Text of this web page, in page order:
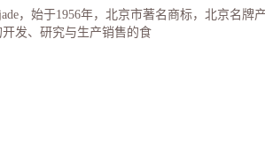
，始于1956年，北京市著名商标，北京名牌
发、研究与生产销售的食